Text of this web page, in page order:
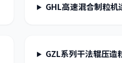
GHL高速混合制粒机
GZL系列干法辊压造